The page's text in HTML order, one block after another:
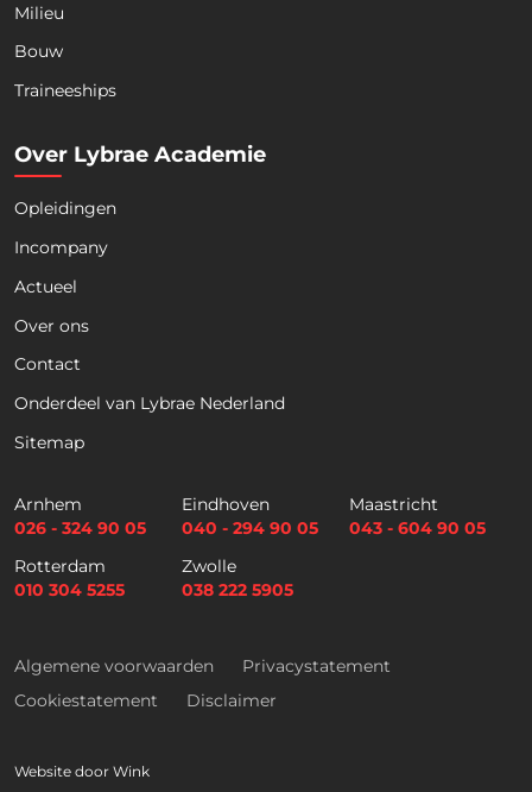
Milieu
Bouw
Traineeships
Over Lybrae Academie
Opleidingen
Incompany
Actueel
Over ons
Contact
Onderdeel van Lybrae Nederland
Sitemap
Arnhem
026 - 324 90 05
Eindhoven
040 - 294 90 05
Maastricht
043 - 604 90 05
Rotterdam
010 304 5255
Zwolle
038 222 5905
Algemene voorwaarden
Privacystatement
Cookiestatement
Disclaimer
Website door Wink
Naam
Telefoon
m
a
l
*
Selectievakjes *
Hierbij accepteer ik dat ik via dit e-